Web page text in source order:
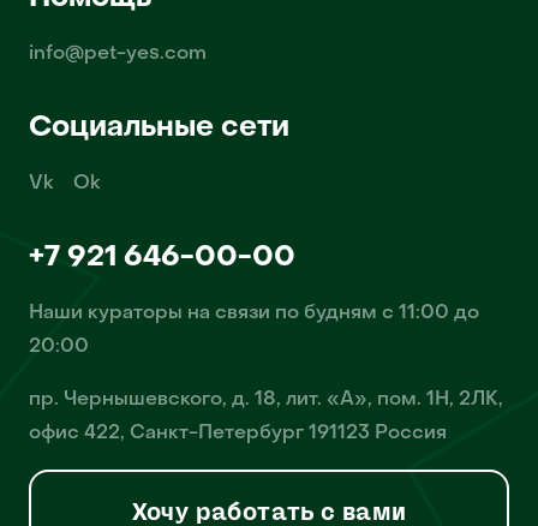
info@pet-yes.com
Социальные сети
Vk Ok
+7 921 646-00-00
Наши кураторы на связи по будням с 11:00 до
20:00
пр. Чернышевского, д. 18, лит. «А», пом. 1Н, 2ЛК,
офис 422, Санкт-Петербург 191123 Россия
Хочу работать с вами